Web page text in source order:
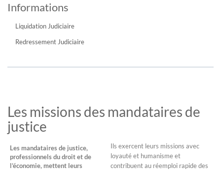
Informations
Liquidation Judiciaire
Redressement Judiciaire
Les missions des mandataires de
justice
Les mandataires de justice,
professionnels du droit et de
l’économie, mettent leurs
Ils exercent leurs missions avec
loyauté et humanisme et
contribuent au réemploi rapide des